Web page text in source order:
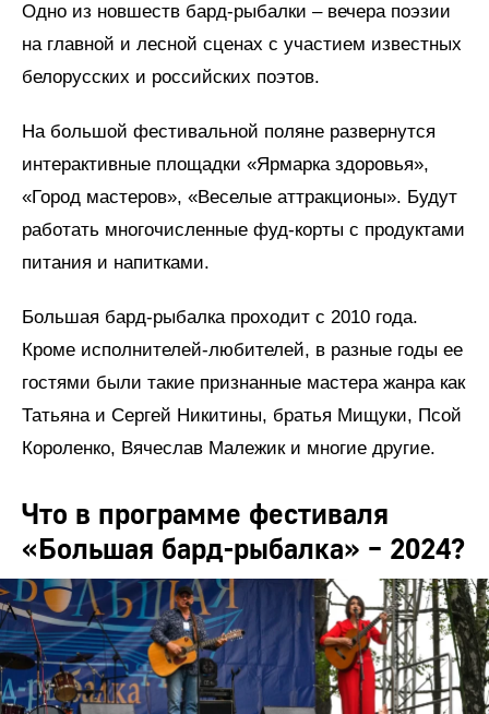
Одно из новшеств бард-рыбалки – вечера поэзии
на главной и лесной сценах с участием известных
белорусских и российских поэтов.
На большой фестивальной поляне развернутся
интерактивные площадки «Ярмарка здоровья»,
«Город мастеров», «Веселые аттракционы». Будут
работать многочисленные фуд-корты с продуктами
питания и напитками.
Большая бард-рыбалка проходит с 2010 года.
Кроме исполнителей-любителей, в разные годы ее
гостями были такие признанные мастера жанра как
Татьяна и Сергей Никитины, братья Мищуки, Псой
Короленко, Вячеслав Малежик и многие другие.
Что в программе фестиваля
«Большая бард-рыбалка» – 2024?